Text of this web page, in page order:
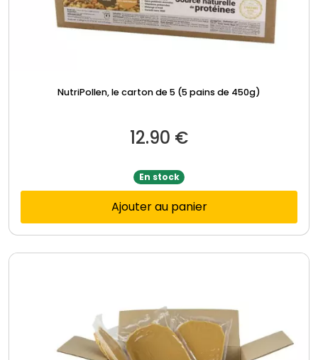
NutriPollen, le carton de 5 (5 pains de 450g)
12.90 €
En stock
Ajouter au panier